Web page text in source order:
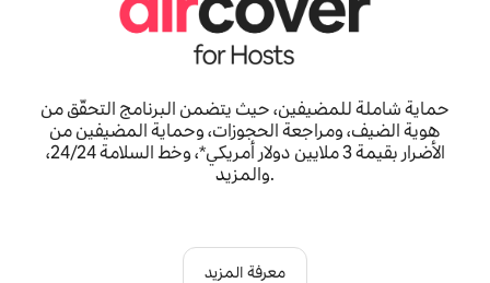
حماية شاملة للمضيفين، حيث يتضمن البرنامج التحقّق من
هوية الضيف، ومراجعة الحجوزات، وحماية المضيفين من
الأضرار بقيمة 3 ملايين دولار أمريكي*، وخط السلامة 24/24،
والمزيد.
معرفة المزيد